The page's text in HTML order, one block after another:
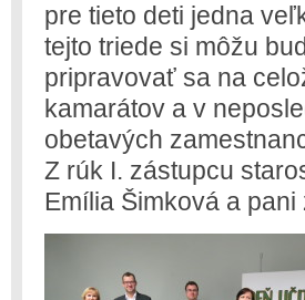
pre tieto deti jedna
tejto triede si môžu
pripravovať sa na
kamarátov a v
obetavých
Z rúk I. zástupcu
Emília Šimková a